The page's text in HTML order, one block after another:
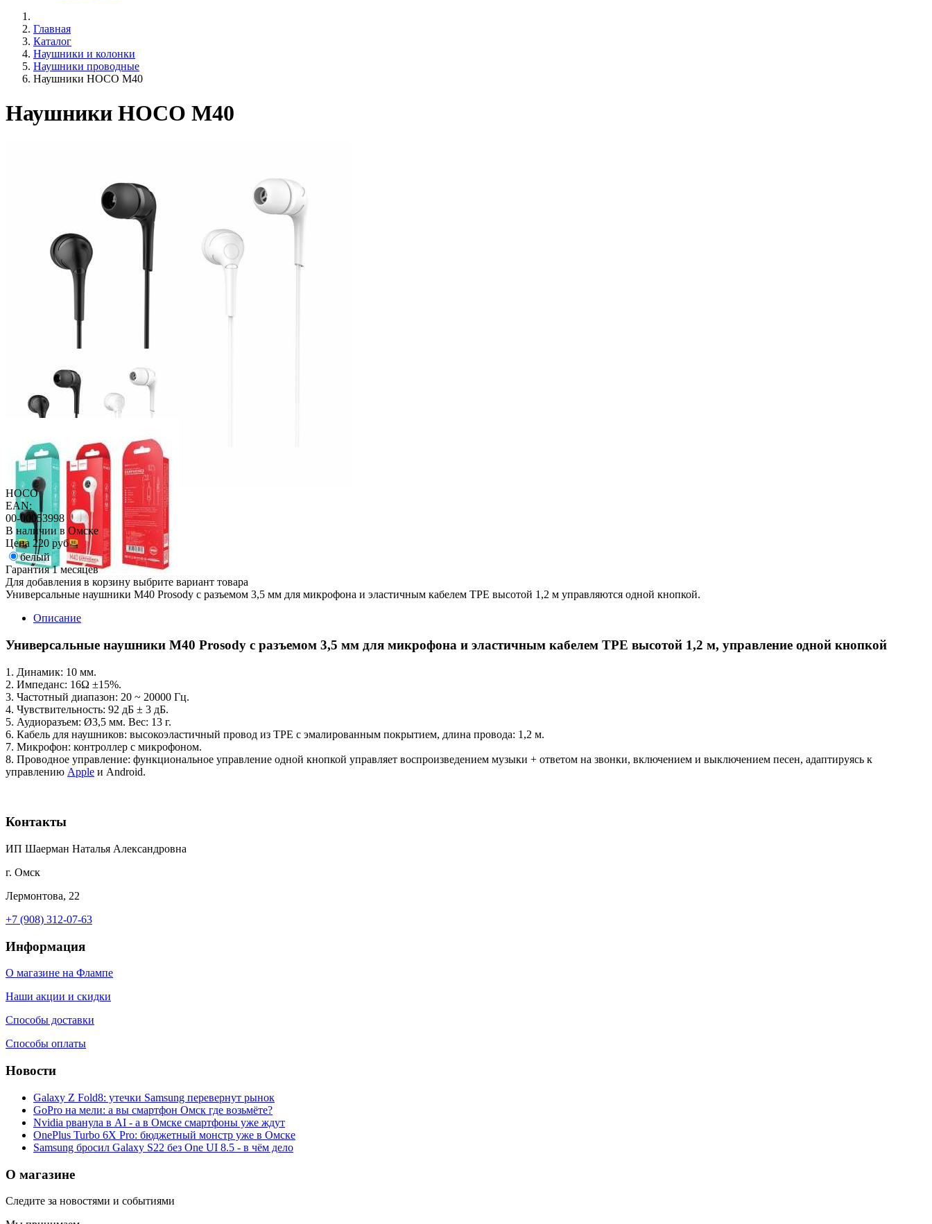
Главная
Каталог
Наушники и колонки
Наушники проводные
Наушники HOCO M40
Наушники HOCO M40
HOCO
EAN:
00-00053998
В наличии в Омске
Цена 220 руб
белый
Гарантия 1 месяцев
Для добавления в корзину выбрите вариант товара
Универсальные наушники M40 Prosody с разъемом 3,5 мм для микрофона и эластичным кабелем TPE высотой 1,2 м управляются одной кнопкой.
Описание
Универсальные наушники M40 Prosody с разъемом 3,5 мм для микрофона и эластичным кабелем TPE высотой 1,2 м, управление одной кнопкой
1. Динамик: 10 мм.
2. Импеданс: 16Ω ±15%.
3. Частотный диапазон: 20 ~ 20000 Гц.
4. Чувствительность: 92 дБ ± 3 дБ.
5. Аудиоразъем: Ø3,5 мм. Вес: 13 г.
6. Кабель для наушников: высокоэластичный провод из TPE с эмалированным покрытием, длина провода: 1,2 м.
7. Микрофон: контроллер с микрофоном.
8. Проводное управление: функциональное управление одной кнопкой управляет воспроизведением музыки + ответом на звонки, включением и выключением песен, адаптируясь к
управлению Apple и Android.
Контакты
ИП Шаерман Наталья Александровна
г. Омск
Лермонтова, 22
+7 (908) 312-07-63
Информация
О магазине на Флампе
Наши акции и скидки
Способы доставки
Способы оплаты
Новости
Galaxy Z Fold8: утечки Samsung перевернут рынок
GoPro на мели: а вы смартфон Омск где возьмёте?
Nvidia рванула в AI - а в Омске смартфоны уже ждут
OnePlus Turbo 6X Pro: бюджетный монстр уже в Омске
Samsung бросил Galaxy S22 без One UI 8.5 - в чём дело
О магазине
Следите за новостями и событиями